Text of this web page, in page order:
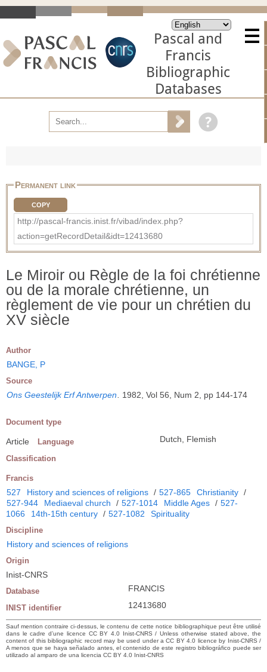
Pascal and
Francis
Bibliographic
Databases
Permanent link
COPY
http://pascal-francis.inist.fr/vibad/index.php?
action=getRecordDetail&idt=12413680
Le Miroir ou Règle de la foi chrétienne
ou de la morale chrétienne, un
règlement de vie pour un chrétien du
XV siècle
Author
BANGE, P
Source
Ons Geestelijk Erf Antwerpen 1982, Vol 56, Num 2, pp 144-174
Document type
Article Language Dutch, Flemish
Classification
Francis
527 History and sciences of religions / 527-865 Christianity /
527-944
Mediaeval church / 527-1014 Middle Ages / 527-
1066
14th-15th century / 527-1082 Spirituality
Discipline
History and sciences of religions
Origin
Inist-CNRS
Database FRANCIS
INIST identifier 12413680
Sauf mention contraire ci-dessus, le contenu de cette notice bibliographique peut être utilisé
dans le cadre d’une licence CC BY 4.0 Inist-CNRS / Unless otherwise stated above, the
content of this bibliographic record may be used under a CC BY 4.0 licence by Inist-CNRS /
A menos que se haya señalado antes, el contenido de este registro bibliográfico puede ser
utilizado al amparo de una licencia CC BY 4.0 Inist-CNRS